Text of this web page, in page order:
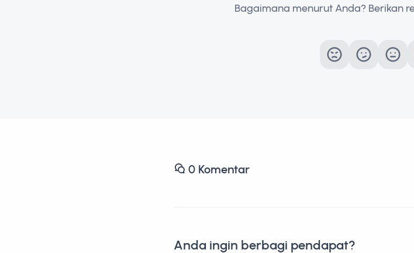
Bagaimana menurut Anda? Berikan
0 Komentar
Anda ingin berbagi pendapat?